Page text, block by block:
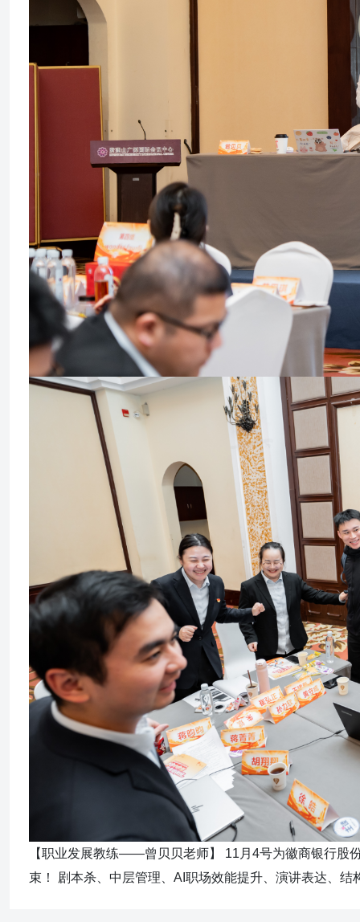
【职业发展教练——曾贝贝老师】 11月4号为徽商银行股
束！ 剧本杀、中层管理、AI职场效能提升、演讲表达、